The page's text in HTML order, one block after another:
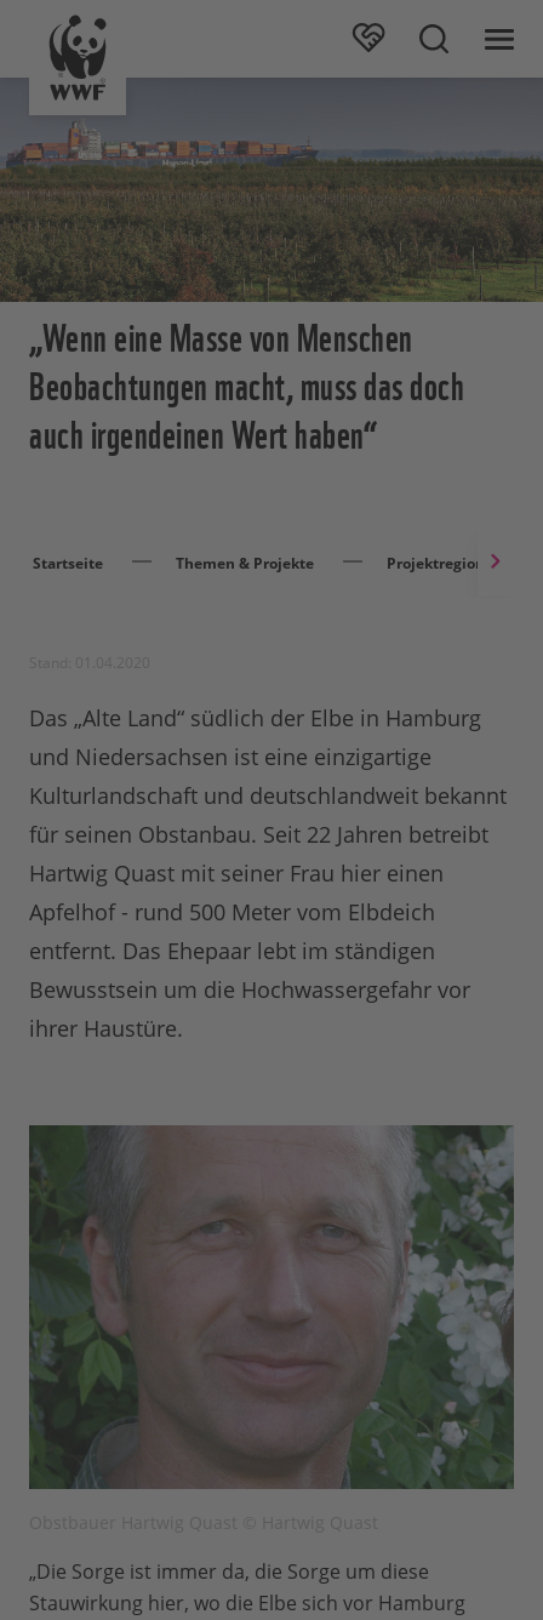
„Wenn eine Masse von Menschen
Beobachtungen macht, muss das doch
auch irgendeinen Wert haben“
Startseite Themen & Projekte Projektregionen
Das „Alte Land“ südlich der Elbe in Hamburg
und Niedersachsen ist eine einzigartige
Kulturlandschaft und deutschlandweit bekannt
für seinen Obstanbau. Seit 22 Jahren betreibt
Hartwig Quast mit seiner Frau hier einen
Apfelhof - rund 500 Meter vom Elbdeich
entfernt. Das Ehepaar lebt im ständigen
Bewusstsein um die Hochwassergefahr vor
ihrer Haustüre.
„Die Sorge ist immer da, die Sorge um diese
Stauwirkung hier, wo die Elbe sich vor Hamburg